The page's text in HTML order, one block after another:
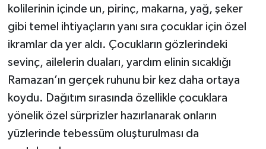
kolilerinin içinde un, pirinç, makarna, yağ, şeker
gibi temel ihtiyaçların yanı sıra çocuklar için özel
ikramlar da yer aldı. Çocukların gözlerindeki
sevinç, ailelerin duaları, yardım elinin sıcaklığı
Ramazan’ın gerçek ruhunu bir kez daha ortaya
koydu. Dağıtım sırasında özellikle çocuklara
yönelik özel sürprizler hazırlanarak onların
yüzlerinde tebessüm oluşturulması da